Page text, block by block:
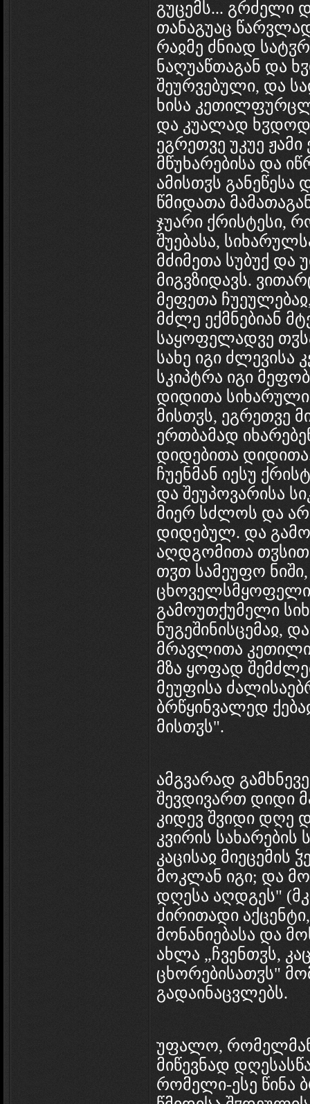
გუცემს... გრძელი
თანაგუაც
რაჲმე ძნიად
ნაღუაწთაგან და
შეურვებული, და
ხისა
და კუალად
ეგრეთვე უკუე ჟამი
მწუხარებისა და
ამისთჳს განეწესა
წმიდათა
ჯუარი ქრისტესი,
შუებასა,
მძიმეთა სუბუქ და
მიგვზიდავს.
მეფეთა
მძლე ექმნებიან
საყოფელადვე
სახე იგი
სკიპტრა იგი
დიდითა
მისთჳს, ეგრეთვე
ერთბამად
დიდებითა
ჩუენმან იესუ
და შეუპოვარისა
მიერ სძლოს და
დიდებულ. და
აღდგომითა
თჳთ სამეუფო
ცხოველსმყოფელი
გამოუთქუმელი
ნუგეშინისცემაჲ,
მრავლითა
მზა ყოფად
მეუფისა
ბრწყინვალედ
მისთჳს".
ამგვარად
შევდივართ დიდი
კიდევ შვიდი დღე
კვირის სახარების
კაცისაჲ მიეცემის
მოკლან იგი; და
დღესა აღდგეს"
ძირითადი
მონანიებასა და
ახლა „ჩვენთჳს,
ცხორებისათჳს"
გადაინაცვლებს.
უფალო, რომელმან
მიწევნად
რომელი-ესე წინა